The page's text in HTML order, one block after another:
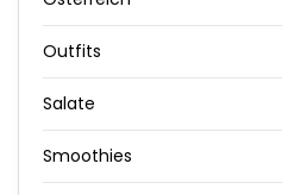
Outfits
Salate
Smoothies